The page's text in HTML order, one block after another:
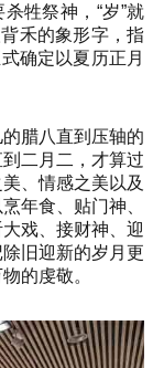
牲祭神，“岁”就
禾的象形字，指
确定以夏历正月
腊八直到压轴的
二月二，才算过
、情感之美以及
年食、贴门神、
戏、接财神、迎
旧迎新的岁月更
的虔敬。